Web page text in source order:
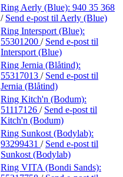
Ring Aerly (Blue): 940 35 368
/ Send e-post til Aerly (Blue)
Ring Intersport (Blue):
55301200 / Send e-post til
Intersport (Blue)
Ring Jernia (Blåtind):
55317013 / Send e-post til
Jernia (Blåtind)
Ring Kitch'n (Bodum):
51117126 / Send e-post til
Kitch'n (Bodum)
Ring Sunkost (Bodylab):
93299431 / Send e-post til
Sunkost (Bodylab)
Ring VITA (Bondi Sands):